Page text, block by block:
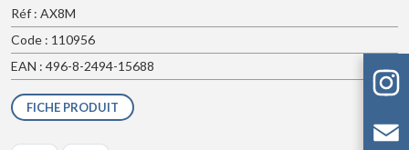
Réf : AX8M
Code : 110956
EAN : 496-8-2494-15688
FICHE PRODUIT